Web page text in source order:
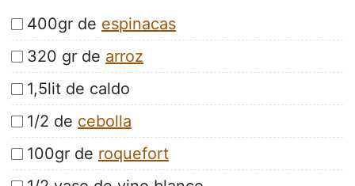
400gr de espinacas
320 gr de arroz
1,5lit de caldo
1/2 de cebolla
100gr de roquefort